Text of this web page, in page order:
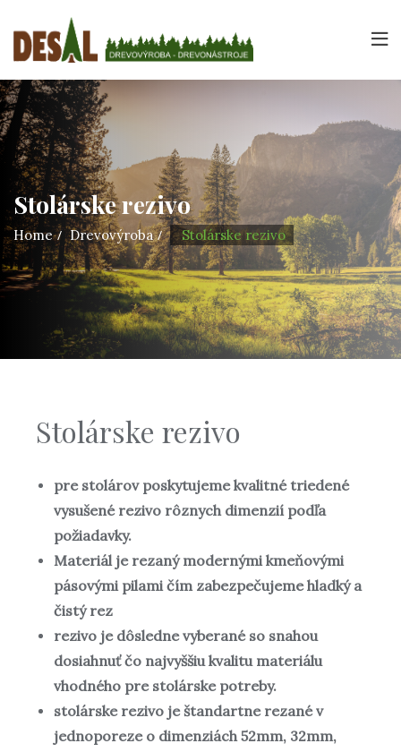
Stolárske rezivo
Home Drevovýroba Stolárske rezivo
Stolárske rezivo
pre stolárov poskytujeme kvalitné triedené
vysušené rezivo rôznych dimenzií podľa
požiadavky.
Materiál je rezaný modernými kmeňovými
pásovými pilami čím zabezpečujeme hladký a
čistý rez
rezivo je dôsledne vyberané so snahou
dosiahnuť čo najvyššiu kvalitu materiálu
vhodného pre stolárske potreby.
stolárske rezivo je štandartne rezané v
jednoporeze o dimenziách 52mm, 32mm,